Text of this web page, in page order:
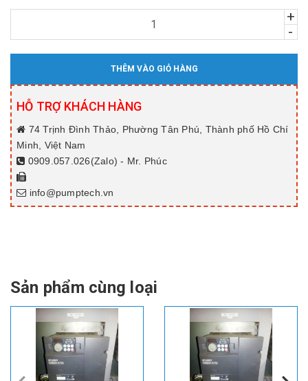
+
-
THÊM VÀO GIỎ HÀNG
HỖ TRỢ KHÁCH HÀNG
74 Trịnh Đình Thảo, Phường Tân Phú, Thành phố Hồ Chí
Minh, Việt Nam
0909.057.026(Zalo) - Mr. Phúc
info@pumptech.vn
Sản phẩm cùng loại